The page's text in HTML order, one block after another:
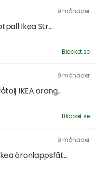
9 månader
Ikea Str...
Blocket.se
9 månader
IKEA orang...
Blocket.se
9 månader
öronlappsfåt...